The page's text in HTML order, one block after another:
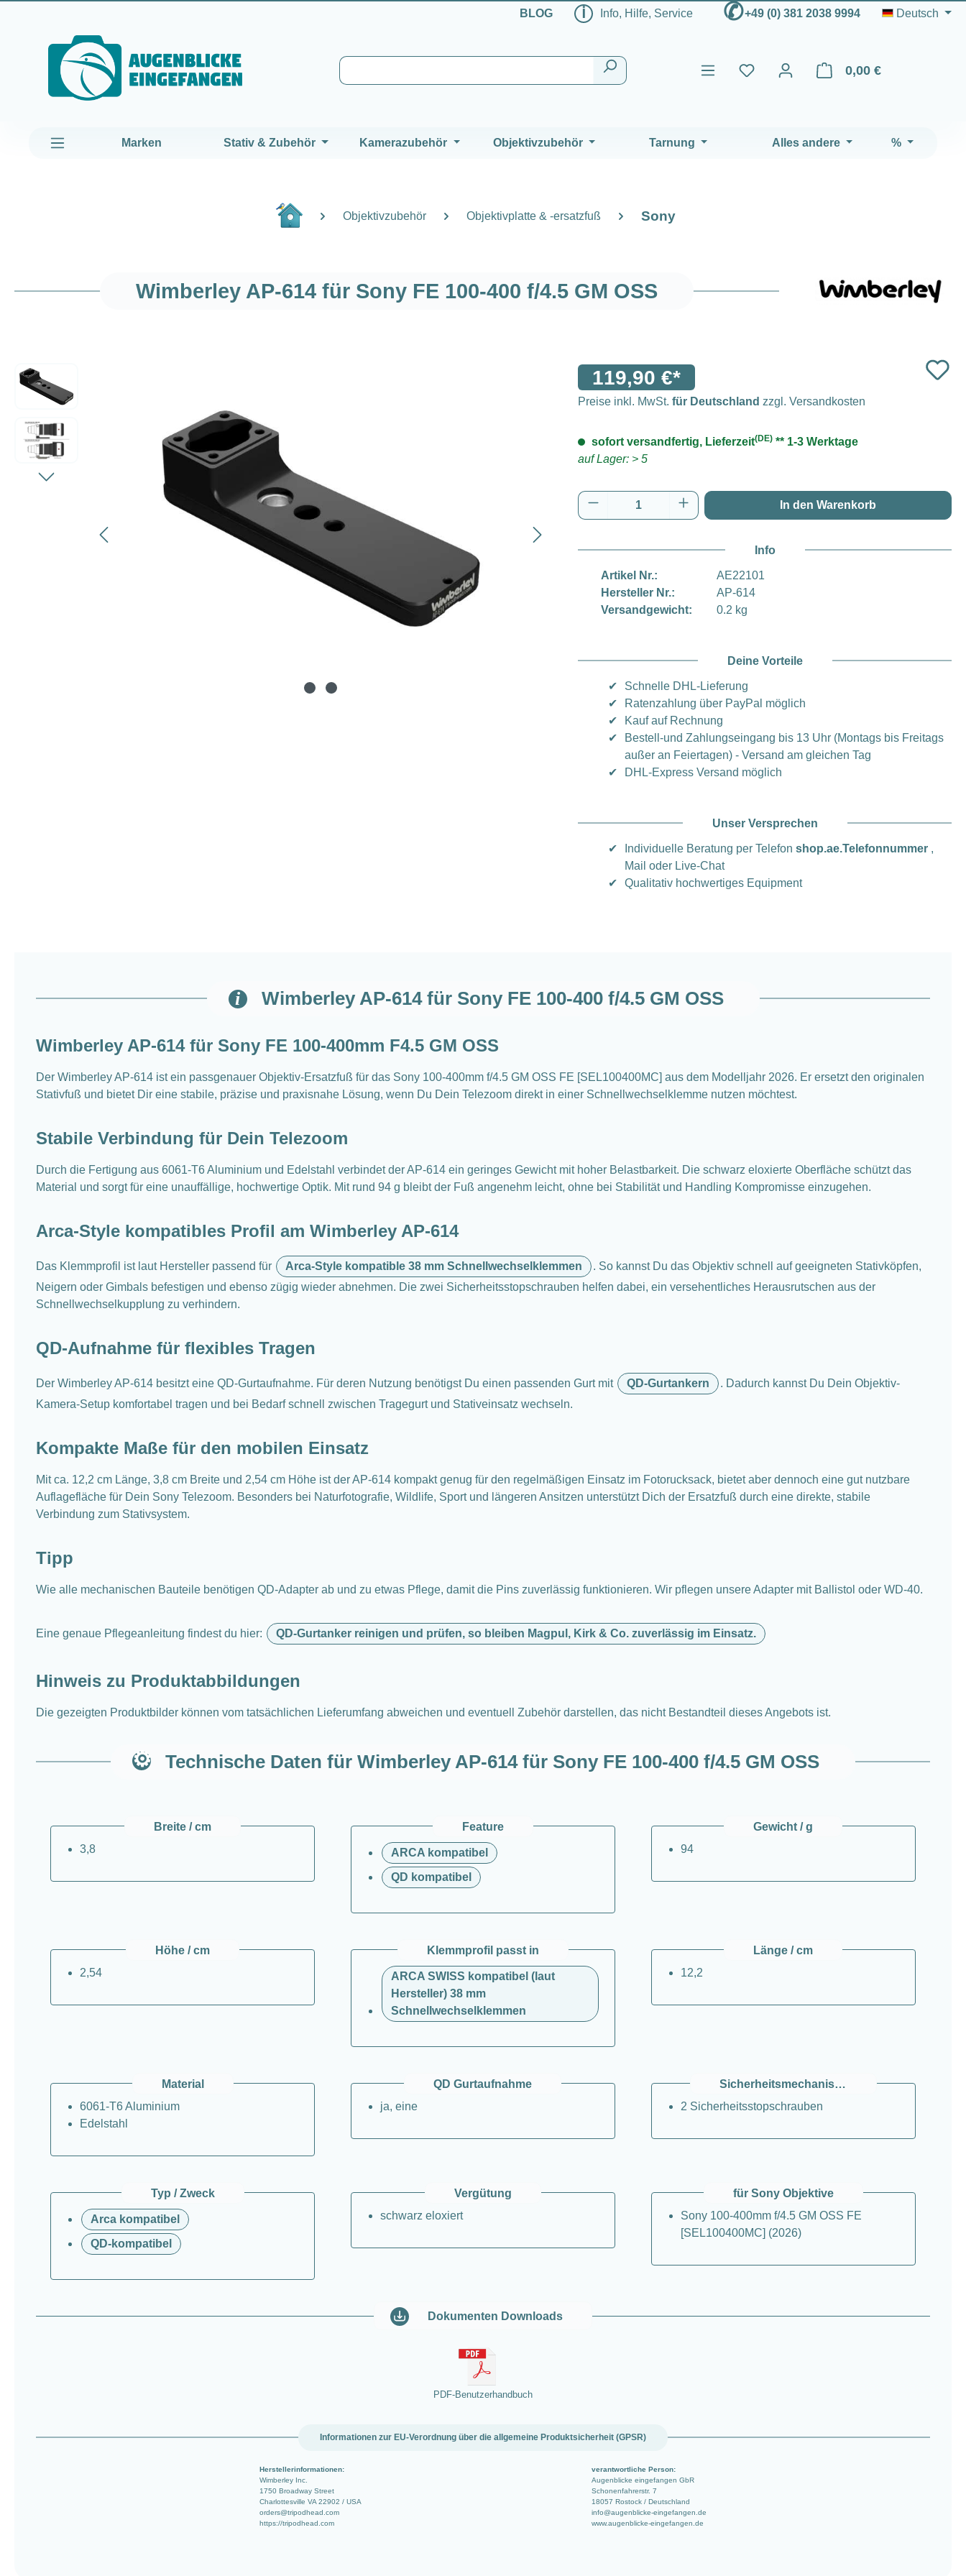
BLOG ℹ Info, Hilfe, Service ✆+49 (0) 381 2038 9994 Deutsch
0,00 €
Warenkorb enthält 0
Marken Stativ & Zubehör Kamerazubehör Objektivzubehör Tarnung Alles andere %
Objektivzubehör Objektivplatte & -ersatzfuß Sony
Wimberley AP-614 für Sony FE 100-400 f/4.5 GM OSS
119,90 €*
Preise inkl. MwSt. für Deutschland zzgl. Versandkosten
sofort versandfertig, Lieferzeit(DE) ** 1-3 Werktage
auf Lager: > 5
Produkt Anzahl: Gib den gewünschten Wert ein
In den Warenkorb
Info
Artikel Nr.:
AE22101
Hersteller Nr.:
AP-614
Versandgewicht:
0.2 kg
Deine Vorteile
✔
Schnelle DHL-Lieferung
✔
Ratenzahlung über PayPal möglich
✔
Kauf auf Rechnung
✔
Bestell-und Zahlungseingang bis 13 Uhr (Montags bis Freitags
außer an Feiertagen) - Versand am gleichen Tag
✔
DHL-Express Versand möglich
Unser Versprechen
✔ Individuelle Beratung per Telefon shop.ae.Telefonnummer ,
Mail oder Live-Chat
✔
Qualitativ hochwertiges Equipment
Wimberley AP-614 für Sony FE 100-400 f/4.5 GM OSS
Wimberley AP-614 für Sony FE 100-400mm F4.5 GM OSS
Der Wimberley AP-614 ist ein passgenauer Objektiv-Ersatzfuß für das Sony 100-400mm f/4.5 GM OSS FE [SEL100400MC] aus dem Modelljahr 2026. Er ersetzt den originalen
Stativfuß und bietet Dir eine stabile, präzise und praxisnahe Lösung, wenn Du Dein Telezoom direkt in einer Schnellwechselklemme nutzen möchtest.
Stabile Verbindung für Dein Telezoom
Durch die Fertigung aus 6061-T6 Aluminium und Edelstahl verbindet der AP-614 ein geringes Gewicht mit hoher Belastbarkeit. Die schwarz eloxierte Oberfläche schützt das
Material und sorgt für eine unauffällige, hochwertige Optik. Mit rund 94 g bleibt der Fuß angenehm leicht, ohne bei Stabilität und Handling Kompromisse einzugehen.
Arca-Style kompatibles Profil am Wimberley AP-614
Das Klemmprofil ist laut Hersteller passend für Arca-Style kompatible 38 mm Schnellwechselklemmen
. So kannst Du das Objektiv schnell auf geeigneten Stativköpfen,
Neigern oder Gimbals befestigen und ebenso zügig wieder abnehmen. Die zwei Sicherheitsstopschrauben helfen dabei, ein versehentliches Herausrutschen aus der
Schnellwechselkupplung zu verhindern.
QD-Aufnahme für flexibles Tragen
Der Wimberley AP-614 besitzt eine QD-Gurtaufnahme. Für deren Nutzung benötigst Du einen passenden Gurt mit QD-Gurtankern
. Dadurch kannst Du Dein Objektiv-
Kamera-Setup komfortabel tragen und bei Bedarf schnell zwischen Tragegurt und Stativeinsatz wechseln.
Kompakte Maße für den mobilen Einsatz
Mit ca. 12,2 cm Länge, 3,8 cm Breite und 2,54 cm Höhe ist der AP-614 kompakt genug für den regelmäßigen Einsatz im Fotorucksack, bietet aber dennoch eine gut nutzbare
Auflagefläche für Dein Sony Telezoom. Besonders bei Naturfotografie, Wildlife, Sport und längeren Ansitzen unterstützt Dich der Ersatzfuß durch eine direkte, stabile
Verbindung zum Stativsystem.
Tipp
Wie alle mechanischen Bauteile benötigen QD-Adapter ab und zu etwas Pflege, damit die Pins zuverlässig funktionieren. Wir pflegen unsere Adapter mit Ballistol oder WD-40.
Eine genaue Pflegeanleitung findest du hier: QD-Gurtanker reinigen und prüfen, so bleiben Magpul, Kirk & Co. zuverlässig im Einsatz.
Hinweis zu Produktabbildungen
Die gezeigten Produktbilder können vom tatsächlichen Lieferumfang abweichen und eventuell Zubehör darstellen, das nicht Bestandteil dieses Angebots ist.
Technische Daten für Wimberley AP-614 für Sony FE 100-400 f/4.5 GM OSS
Breite / cm
3,8
Feature
ARCA kompatibel
QD kompatibel
Gewicht / g
94
Höhe / cm
2,54
Klemmprofil passt in
ARCA SWISS kompatibel (laut
Hersteller) 38 mm
Schnellwechselklemmen
Länge / cm
12,2
Material
6061-T6 Aluminium
Edelstahl
QD Gurtaufnahme
ja, eine
Sicherheitsmechanismus
2 Sicherheitsstopschrauben
Typ / Zweck
Arca kompatibel
QD-kompatibel
Vergütung
schwarz eloxiert
für Sony Objektive
Sony 100-400mm f/4.5 GM OSS FE
[SEL100400MC] (2026)
Dokumenten Downloads
PDF-Benutzerhandbuch
Informationen zur EU-Verordnung über die allgemeine Produktsicherheit (GPSR)
Herstellerinformationen:
Wimberley Inc.
1750 Broadway Street
Charlottesville VA 22902 / USA
orders@tripodhead.com
https://tripodhead.com
verantwortliche Person:
Augenblicke eingefangen GbR
Schonenfahrerstr. 7
18057 Rostock / Deutschland
info@augenblicke-eingefangen.de
www.augenblicke-eingefangen.de